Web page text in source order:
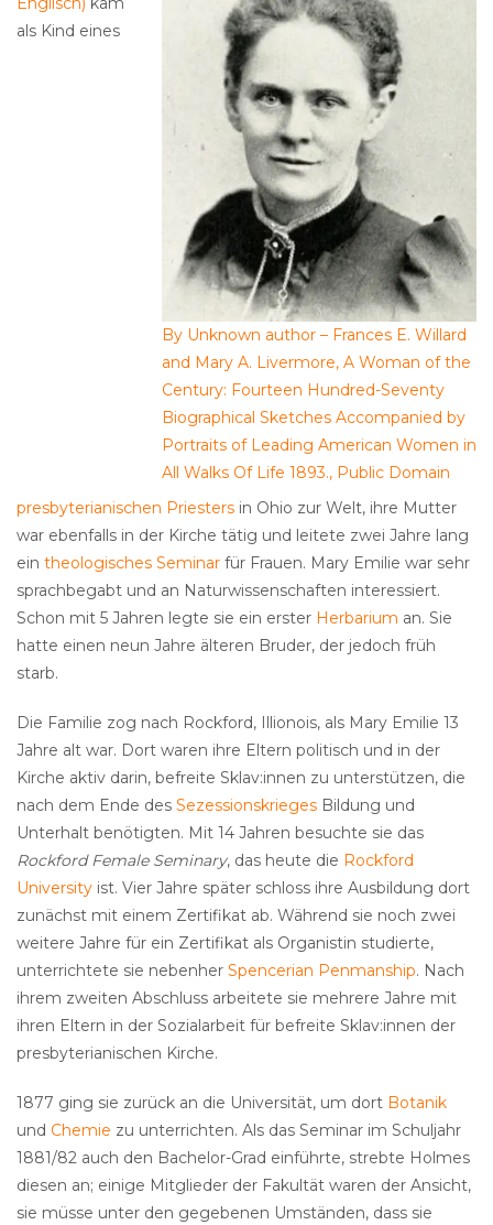
By Unknown author – Frances E. Willard
and Mary A. Livermore, A Woman of the
Century: Fourteen Hundred-Seventy
Biographical Sketches Accompanied by
Portraits of Leading American Women in
All Walks Of Life 1893., Public Domain
als Kind eines
presbyterianischen Priesters in Ohio zur Welt, ihre Mutter
war ebenfalls in der Kirche tätig und leitete zwei Jahre lang
ein theologisches Seminar für Frauen. Mary Emilie war sehr
sprachbegabt und an Naturwissenschaften interessiert.
Schon mit 5 Jahren legte sie ein erster Herbarium an. Sie
hatte einen neun Jahre älteren Bruder, der jedoch früh
starb.
Die Familie zog nach Rockford, Illionois, als Mary Emilie 13
Jahre alt war. Dort waren ihre Eltern politisch und in der
Kirche aktiv darin, befreite Sklav:innen zu unterstützen, die
nach dem Ende des Sezessionskrieges Bildung und
Unterhalt benötigten. Mit 14 Jahren besuchte sie das
Rockford Female Seminary, das heute die Rockford
University ist. Vier Jahre später schloss ihre Ausbildung dort
zunächst mit einem Zertifikat ab. Während sie noch zwei
weitere Jahre für ein Zertifikat als Organistin studierte,
unterrichtete sie nebenher Spencerian Penmanship. Nach
ihrem zweiten Abschluss arbeitete sie mehrere Jahre mit
ihren Eltern in der Sozialarbeit für befreite Sklav:innen der
presbyterianischen Kirche.
1877 ging sie zurück an die Universität, um dort Botanik
und Chemie zu unterrichten. Als das Seminar im Schuljahr
1881/82 auch den Bachelor-Grad einführte, strebte Holmes
diesen an; einige Mitglieder der Fakultät waren der Ansicht,
sie müsse unter den gegebenen Umständen, dass sie